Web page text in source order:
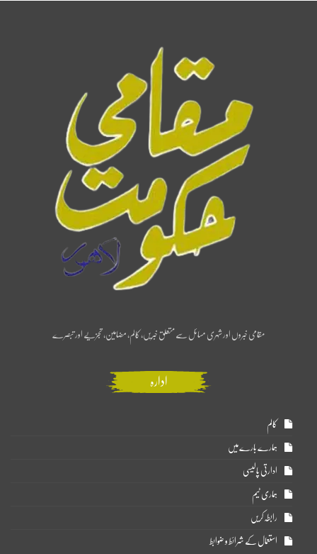
مقامی خبروں اور شہری مسائل سے متعلق خبریں، کالم، مضامین، تجزیے اور تبصرے
ادارہ
کالم
ہمارے بارے میں
ادارتی پالیسی
ہماری ٹیم
رابطہ کریں
استعمال کے شرائط و ضوابط